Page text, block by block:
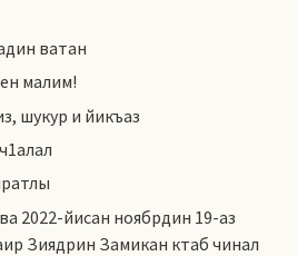
ватан
малим!
шукур и йикъаз
2022-йисан ноябрдин 19-аз
Зиядрин Замикан ктаб чинал